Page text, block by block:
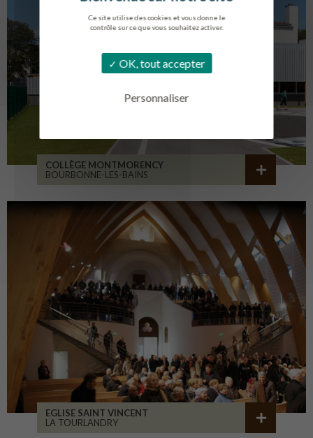
Ce site utilise des cookies et vous donne le
contrôle sur ce que vous souhaitez activer.
OK, tout accepter
Personnaliser
COLLÈGE MONTMORENCY
BOURBONNE-LES-BAINS
EGLISE SAINT VINCENT
LA TOURLANDRY